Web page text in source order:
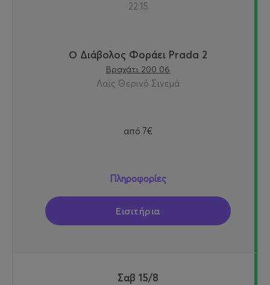
22:15
Ο Διάβολος Φοράει Prada 2
Βραχάτι 200 06
Λαϊς Θερινό Σινεμά
από 7€
Πληροφορίες
Εισιτήρια
Σαβ 15/8